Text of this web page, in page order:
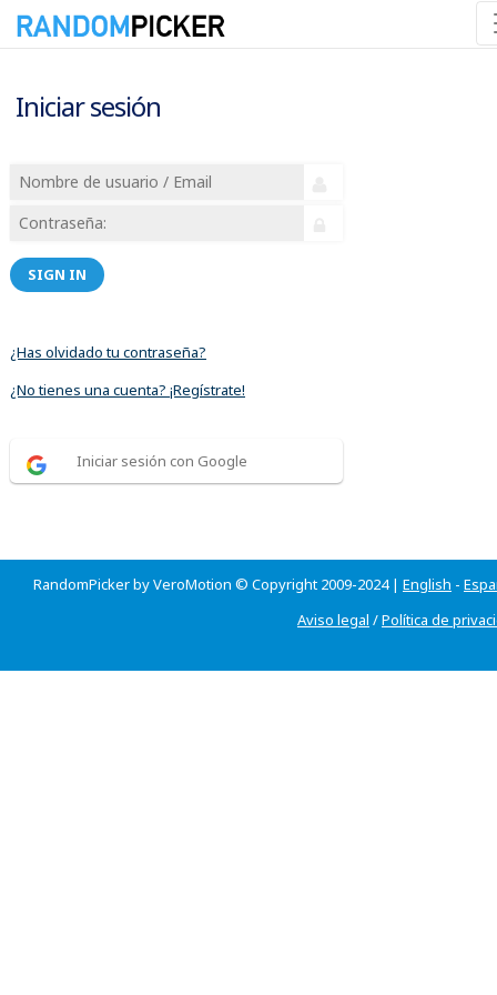
Iniciar sesión
SIGN IN
¿Has olvidado tu contraseña?
¿No tienes una cuenta? ¡Regístrate!
Iniciar sesión con Google
RandomPicker by VeroMotion © Copyright 2009-2024 | English -
Aviso legal /Política de